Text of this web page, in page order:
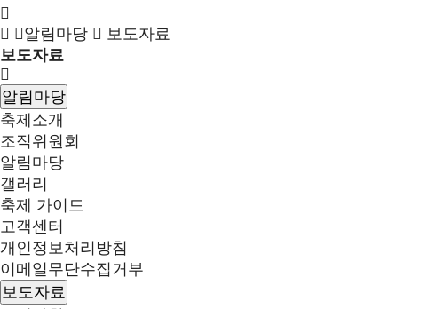
알림마당
보도자료
보도자료
알림마당
축제소개
조직위원회
알림마당
갤러리
축제 가이드
고객센터
개인정보처리방침
이메일무단수집거부
보도자료